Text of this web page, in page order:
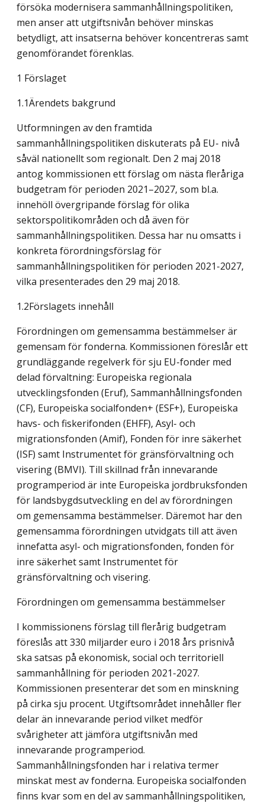
försöka modernisera sammanhållningspolitiken,
men anser att utgiftsnivån behöver minskas
betydligt, att insatserna behöver koncentreras samt
genomförandet förenklas.
1 Förslaget
1.1Ärendets bakgrund
Utformningen av den framtida
sammanhållningspolitiken diskuterats på EU- nivå
såväl nationellt som regionalt. Den 2 maj 2018
antog kommissionen ett förslag om nästa fleråriga
budgetram för perioden 2021–2027, som bl.a.
innehöll övergripande förslag för olika
sektorspolitikområden och då även för
sammanhållningspolitiken. Dessa har nu omsatts i
konkreta förordningsförslag för
sammanhållningspolitiken för perioden 2021-2027,
vilka presenterades den 29 maj 2018.
1.2Förslagets innehåll
Förordningen om gemensamma bestämmelser är
gemensam för fonderna. Kommissionen föreslår ett
grundläggande regelverk för sju EU-fonder med
delad förvaltning: Europeiska regionala
utvecklingsfonden (Eruf), Sammanhållningsfonden
(CF), Europeiska socialfonden+ (ESF+), Europeiska
havs- och fiskerifonden (EHFF), Asyl- och
migrationsfonden (Amif), Fonden för inre säkerhet
(ISF) samt Instrumentet för gränsförvaltning och
visering (BMVI). Till skillnad från innevarande
programperiod är inte Europeiska jordbruksfonden
för landsbygdsutveckling en del av förordningen
om gemensamma bestämmelser. Däremot har den
gemensamma förordningen utvidgats till att även
innefatta asyl- och migrationsfonden, fonden för
inre säkerhet samt Instrumentet för
gränsförvaltning och visering.
Förordningen om gemensamma bestämmelser
I kommissionens förslag till flerårig budgetram
föreslås att 330 miljarder euro i 2018 års prisnivå
ska satsas på ekonomisk, social och territoriell
sammanhållning för perioden 2021-2027.
Kommissionen presenterar det som en minskning
på cirka sju procent. Utgiftsområdet innehåller fler
delar än innevarande period vilket medför
svårigheter att jämföra utgiftsnivån med
innevarande programperiod.
Sammanhållningsfonden har i relativa termer
minskat mest av fonderna. Europeiska socialfonden
finns kvar som en del av sammanhållningspolitiken,